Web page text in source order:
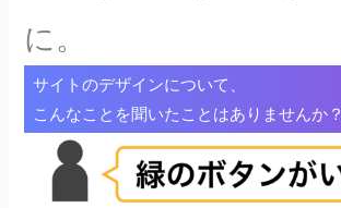
に。
サイトのデザインについて、
こんなことを聞いたことはありませんか？